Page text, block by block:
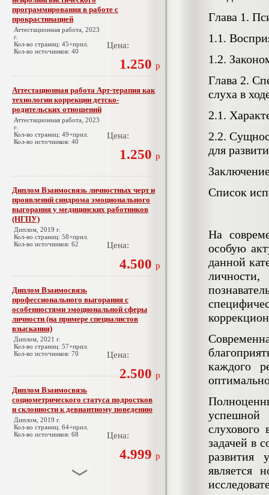
программирования в работе с
прокрастинацией
Аттестационная работа, 2023
г.
Кол-во страниц: 45+прил.
Кол-во источников: 40
Цена:
1.250 р
Аттестационная работа Арт-терапия как
технологии коррекции детско-
родительских отношений
Аттестационная работа, 2023
г.
Кол-во страниц: 49+прил.
Кол-во источников: 40
Цена:
1.250 р
Диплом Взаимосвязь личностных черт и
проявлений синдрома эмоционального
выгорания у медицинских работников
(НГПУ)
Диплом, 2019 г.
Кол-во страниц: 58+прил.
Кол-во источников: 62
Цена:
4.500 р
Диплом Взаимосвязь
профессионального выгорания с
особенностями эмоциональной сферы
личности (на примере специалистов
взыскания)
Диплом, 2021 г.
Кол-во страниц: 57+прил.
Кол-во источников: 70
Цена:
2.500 р
Диплом Взаимосвязь
социометрического статуса подростков
и склонности к девиантному поведению
Диплом, 2019 г.
Кол-во страниц: 64+прил.
Кол-во источников: 68
Цена:
4.999 р
Глава 1.
1.1.
1.2.
Глава 2.
слуха в
2.1.
2.2.
для
Список
На
особую
данной
каждого
успешной
слухового
задачей в
развития
является